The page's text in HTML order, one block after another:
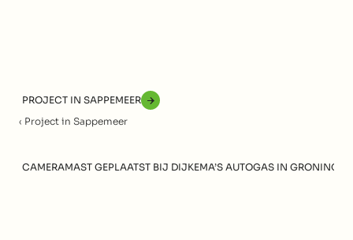
PROJECT IN SAPPEMEER
‹ Project in Sappemeer
CAMERAMAST GEPLAATST BIJ DIJKEMA’S AUTOGAS IN GRONINGEN